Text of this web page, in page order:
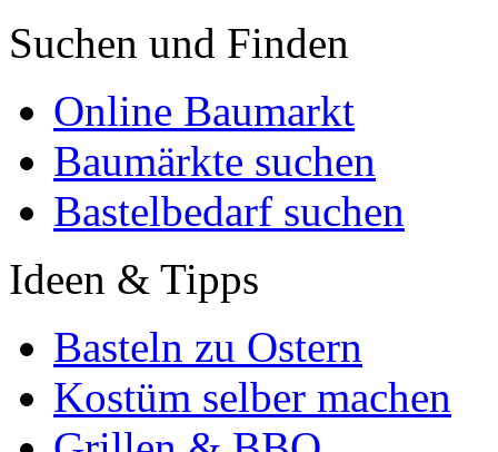
Suchen und Finden
Online Baumarkt
Baumärkte suchen
Bastelbedarf suchen
Ideen & Tipps
Basteln zu Ostern
Kostüm selber machen